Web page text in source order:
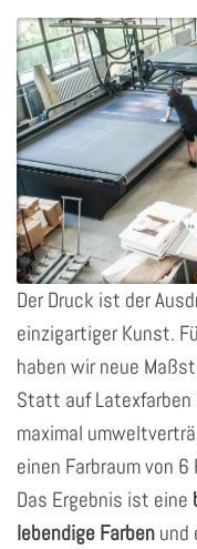
Der Druck ist der
einzigartiger Kunst.
haben wir neue
Statt auf
maximal
einen Farbraum von
Das Ergebnis ist eine
lebendige Farben und